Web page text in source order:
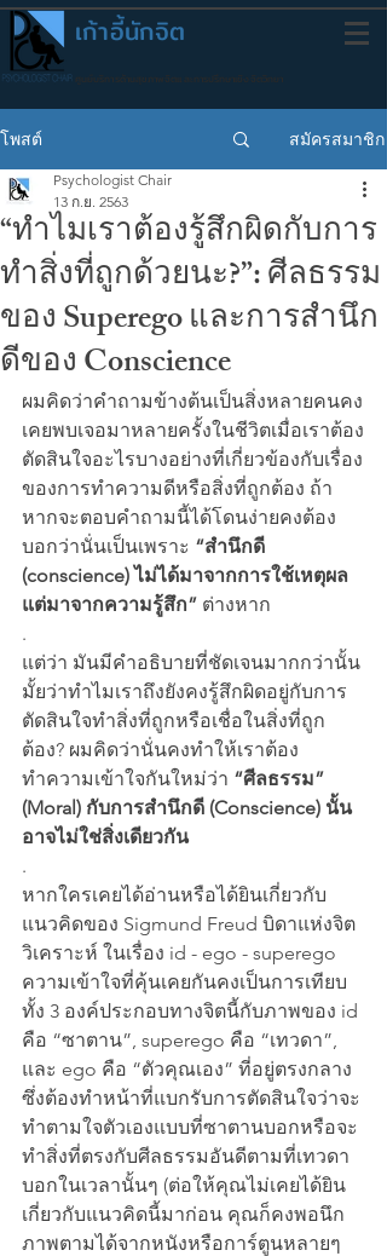
เก้าอี้นักจิต
ศูนย์บริการด้านสุขภาพจิตและการปรึกษาเชิงจิตวิทยา
โพสต์ สมัครสมาชิก
“ทำไมเราต้องรู้สึกผิดกับการ
ทำสิ่งที่ถูกด้วยนะ?”: ศีลธรรม
ของ Superego และการสำนึก
ดีของ Conscience
Psychologist Chair
13 ก.ย. 2563
ผมคิดว่าคำถามข้างต้นเป็นสิ่งหลายคนคง
เคยพบเจอมาหลายครั้งในชีวิตเมื่อเราต้อง
ตัดสินใจอะไรบางอย่างที่เกี่ยวข้องกับเรื่อง
ของการทำความดีหรือสิ่งที่ถูกต้อง ถ้า
หากจะตอบคำถามนี้ได้โดนง่ายคงต้อง
บอกว่านั่นเป็นเพราะ “สำนึกดี
(conscience) ไม่ได้มาจากการใช้เหตุผล
แต่มาจากความรู้สึก” ต่างหาก
.
แต่ว่า มันมีคำอธิบายที่ชัดเจนมากกว่านั้น
มั้ยว่าทำไมเราถึงยังคงรู้สึกผิดอยู่กับการ
ตัดสินใจทำสิ่งที่ถูกหรือเชื่อในสิ่งที่ถูก
ต้อง? ผมคิดว่านั่นคงทำให้เราต้อง
ทำความเข้าใจกันใหม่ว่า “ศีลธรรม”
(Moral) กับการสำนึกดี (Conscience) นั้น
อาจไม่ใช่สิ่งเดียวกัน
.
หากใครเคยได้อ่านหรือได้ยินเกี่ยวกับ
แนวคิดของ Sigmund Freud บิดาแห่งจิต
วิเคราะห์ ในเรื่อง id - ego - superego
ความเข้าใจที่คุ้นเคยกันคงเป็นการเทียบ
ทั้ง 3 องค์ประกอบทางจิตนี้กับภาพของ id
คือ “ซาตาน”, superego คือ “เทวดา”,
และ ego คือ “ตัวคุณเอง” ที่อยู่ตรงกลาง
ซึ่งต้องทำหน้าที่แบกรับการตัดสินใจว่าจะ
ทำตามใจตัวเองแบบที่ซาตานบอกหรือจะ
ทำสิ่งที่ตรงกับศีลธรรมอันดีตามที่เทวดา
บอกในเวลานั้นๆ (ต่อให้คุณไม่เคยได้ยิน
เกี่ยวกับแนวคิดนี้มาก่อน คุณก็คงพอนึก
ภาพตามได้จากหนังหรือการ์ตูนหลายๆ